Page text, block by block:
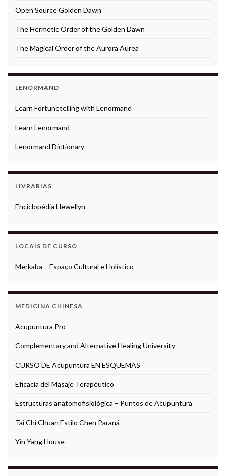
Open Source Golden Dawn
The Hermetic Order of the Golden Dawn
The Magical Order of the Aurora Aurea
LENORMAND
Learn Fortunetelling with Lenormand
Learn Lenormand
Lenormand Dictionary
LIVRARIAS
Enciclopédia Llewellyn
LOCAIS DE CURSO
Merkaba – Espaço Cultural e Holístico
MEDICINA CHINESA
Acupuntura Pro
Complementary and Alternative Healing University
CURSO DE Acupuntura EN ESQUEMAS
Eficacia del Masaje Terapéutico
Estructuras anatomofisiológica – Puntos de Acupuntura
Tai Chi Chuan Estilo Chen Paraná
Yin Yang House